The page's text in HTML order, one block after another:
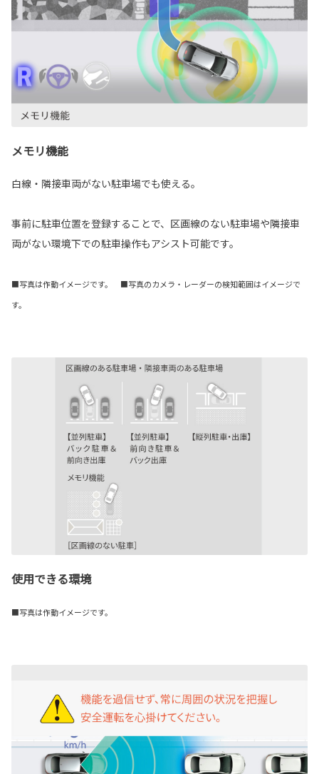
メモリ機能
白線・隣接車両がない駐車場でも使える。
事前に駐車位置を登録することで、区画線のない駐車場や隣接車
両がない環境下での駐車操作もアシスト可能です。
■写真は作動イメージです。 ■写真のカメラ・レーダーの検知範囲はイメージで
す。
使用できる環境
■写真は作動イメージです。